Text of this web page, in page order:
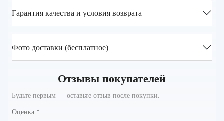
Гарантия качества и условия возврата
Фото доставки (бесплатное)
Отзывы покупателей
Будьте первым — оставьте отзыв после покупки.
Оценка *